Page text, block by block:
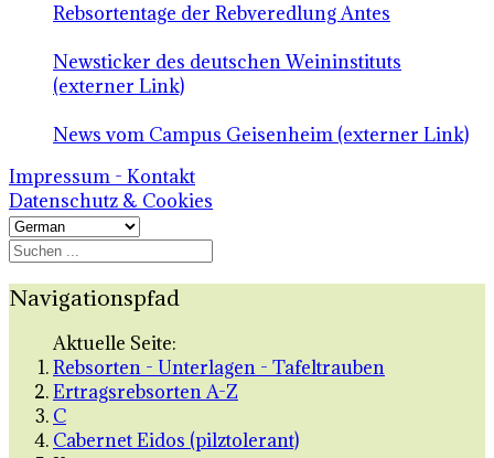
Rebsortentage der Rebveredlung Antes
Newsticker des deutschen Weininstituts
(externer Link)
News vom Campus Geisenheim (externer Link)
Impressum - Kontakt
Datenschutz & Cookies
Navigationspfad
Aktuelle Seite:
Rebsorten - Unterlagen - Tafeltrauben
Ertragsrebsorten A-Z
C
Cabernet Eidos (pilztolerant)